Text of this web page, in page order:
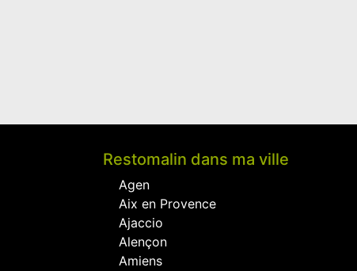
Restomalin dans ma ville
Agen
Aix en Provence
Ajaccio
Alençon
Amiens